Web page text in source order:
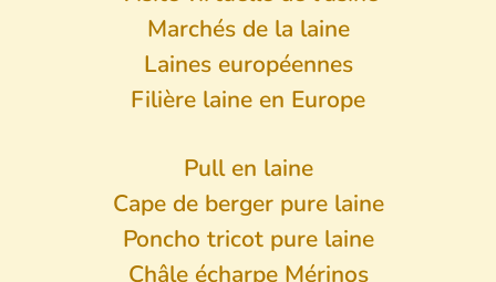
Marchés de la laine
Laines européennes
Filière laine en Europe
Pull en laine
Cape de berger pure laine
Poncho tricot pure laine
Châle écharpe Mérinos